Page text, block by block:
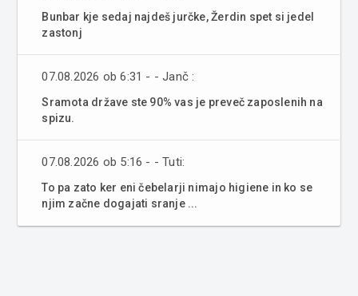
Bunbar kje sedaj najdeš jurčke, Žerdin spet si jedel
zastonj
07.08.2026 ob 6:31 - - Janč :
Sramota države ste 90% vas je preveč zaposlenih na
spizu.
07.08.2026 ob 5:16 - - Tuti:
To pa zato ker eni čebelarji nimajo higiene in ko se
njim začne dogajati sranje ...